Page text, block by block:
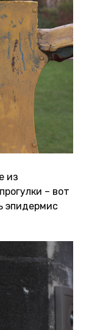
из
– вот
эпидермис